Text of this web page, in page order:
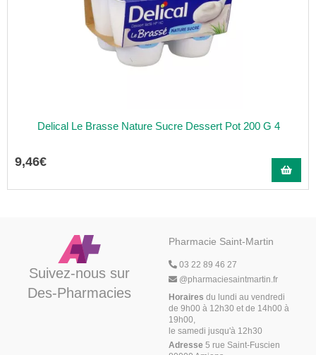
Delical Le Brasse Nature Sucre Dessert Pot 200 G 4
9,46€
Suivez-nous sur
Des-Pharmacies
Pharmacie Saint-Martin
03 22 89 46 27
@pharmaciesaintmartin.fr
Horaires du lundi au vendredi
de 9h00 à 12h30 et de 14h00 à
19h00,
le samedi jusqu'à 12h30
Adresse 5 rue Saint-Fuscien